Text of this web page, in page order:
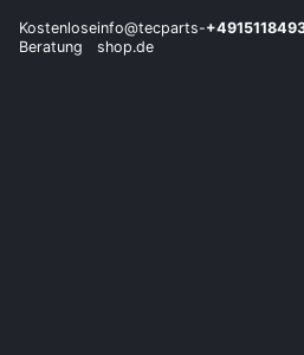
Kostenlose
Beratung
info@tecparts-
shop.de